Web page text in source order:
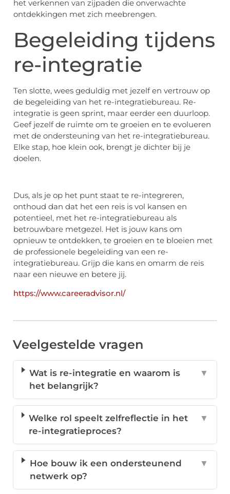
het verkennen van zijpaden die onverwachte
ontdekkingen met zich meebrengen.
Begeleiding tijdens
re-integratie
Ten slotte, wees geduldig met jezelf en vertrouw op
de begeleiding van het re-integratiebureau. Re-
integratie is geen sprint, maar eerder een duurloop.
Geef jezelf de ruimte om te groeien en te evolueren
met de ondersteuning van het re-integratiebureau.
Elke stap, hoe klein ook, brengt je dichter bij je
doelen.
Dus, als je op het punt staat te re-integreren,
onthoud dan dat het een reis is vol kansen en
potentieel, met het re-integratiebureau als
betrouwbare metgezel. Het is jouw kans om
opnieuw te ontdekken, te groeien en te bloeien met
de professionele begeleiding van een re-
integratiebureau. Grijp die kans en omarm de reis
naar een nieuwe en betere jij.
https://www.careeradvisor.nl/
Veelgestelde vragen
Wat is re-integratie en waarom is
het belangrijk?
▼
Welke rol speelt zelfreflectie in het
re-integratieproces?
▼
Hoe bouw ik een ondersteunend
netwerk op?
▼